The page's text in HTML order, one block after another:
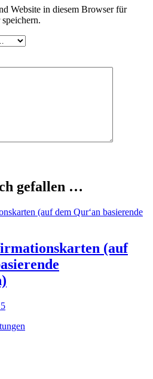
Website in diesem Browser für
gefallen …
(auf